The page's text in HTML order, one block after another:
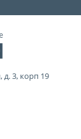
д. 3, корп 19